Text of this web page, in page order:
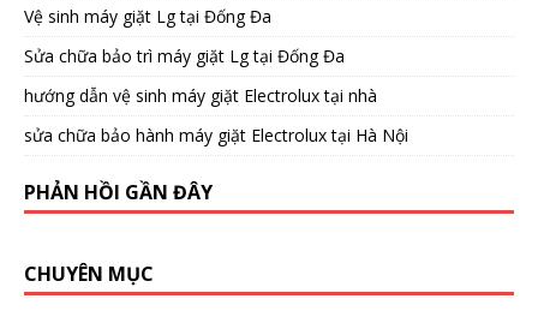
Vệ sinh máy giặt Lg tại Đống Đa
Sửa chữa bảo trì máy giặt Lg tại Đống Đa
hướng dẫn vệ sinh máy giặt Electrolux tại nhà
sửa chữa bảo hành máy giặt Electrolux tại Hà Nội
PHẢN HỒI GẦN ĐÂY
CHUYÊN MỤC